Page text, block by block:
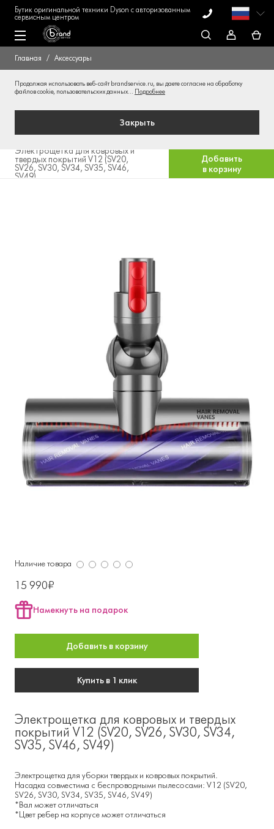
Бутик оригинальной техники Dyson с авторизованным
сервисным центром
Главная Аксессуары
Продолжая использовать веб-сайт brandservice.ru, вы даете согласие на обработку
файлов cookie, пользовательских данных... Подробнее
Закрыть
Электрощетка для ковровых и
твердых покрытий V12 (SV20,
SV26, SV30, SV34, SV35, SV46,
SV49)
Добавить
в корзину
Электрощетка для ковровых и твердых
покрытий V12 (SV20, SV26, SV30, SV34,
SV35, SV46, SV49)
Электрощетка для уборки твердых и ковровых покрытий.
Насадка совместима с беспроводными пылесосами: V12 (SV20,
SV26, SV30, SV34, SV35, SV46, SV49)
*Вал может отличаться
*Цвет ребер на корпусе может отличаться
Наличие товара
15 990₽
Намекнуть на подарок
Добавить в корзину
Купить в 1 клик